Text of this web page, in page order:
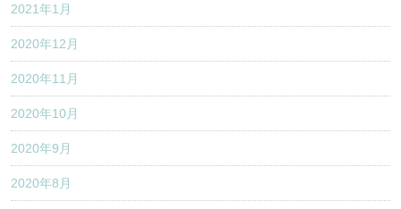
2021年1月
2020年12月
2020年11月
2020年10月
2020年9月
2020年8月